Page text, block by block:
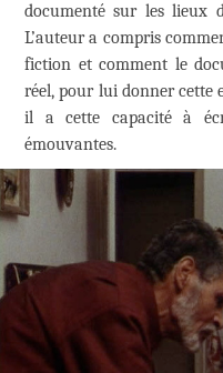
documenté sur les lieux
L’auteur a compris
fiction et comment le
réel, pour lui donner cette
il a cette capacité à
émouvantes.